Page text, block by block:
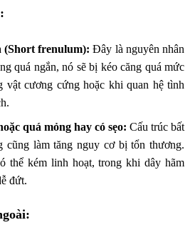
(Short frenulum): Đây là nguyên nhân
quá ngắn, nó sẽ bị kéo căng quá mức
vật cương cứng hoặc khi quan hệ tình
quá mỏng hay có sẹo: Cấu trúc bất
cũng làm tăng nguy cơ bị tổn thương.
thể kém linh hoạt, trong khi dây hãm
đứt.